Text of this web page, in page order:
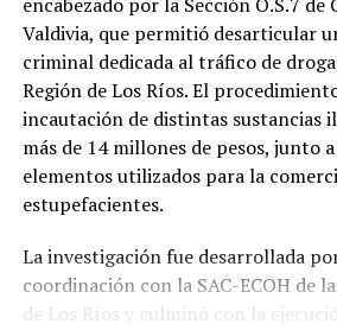
Investigación por
Naín
El fiscal Bustos recordó que la
homicidio del suboficial mayor
2020 y ya cuenta con una persona
de cárcel, además de otro imputado
Carlos Cancino Tapia permanecía
de 2021 y era uno de los últimos
Valdivia, que permitió desarticular
criminal dedicada al tráfico de
Región de Los Ríos. El
incautación de distintas sustancias
más de 14 millones de pesos, junto
elementos utilizados para la
estupefacientes.
La investigación fue desarrollada
coordinación con la SAC-ECOH de
de Los Ríos y culminó con la